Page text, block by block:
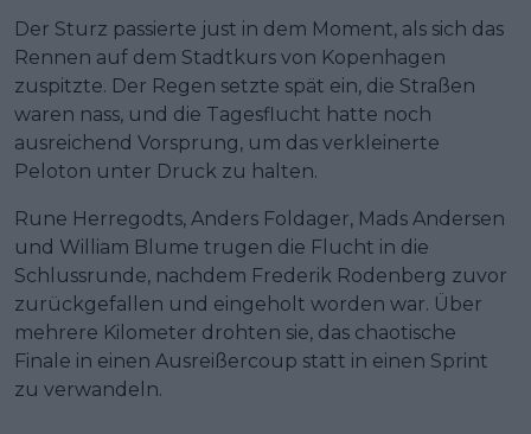
Der Sturz passierte just in dem Moment, als sich das
Rennen auf dem Stadtkurs von Kopenhagen
zuspitzte. Der Regen setzte spät ein, die Straßen
waren nass, und die Tagesflucht hatte noch
ausreichend Vorsprung, um das verkleinerte
Peloton unter Druck zu halten.
Rune Herregodts, Anders Foldager, Mads Andersen
und William Blume trugen die Flucht in die
Schlussrunde, nachdem Frederik Rodenberg zuvor
zurückgefallen und eingeholt worden war. Über
mehrere Kilometer drohten sie, das chaotische
Finale in einen Ausreißercoup statt in einen Sprint
zu verwandeln.